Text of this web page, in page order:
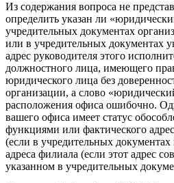
Из содержания вопроса не
определить указан ли
учредительных документах
или в учредительных документах
адрес руководителя этого
должностного лица, имеющего
юридического лица без
организации, а слово
расположения офиса ошибочно.
вашего офиса имеет статус
функциями или фактического
(если в учредительных
адреса филиала (если этот адрес
указанном в учредительных